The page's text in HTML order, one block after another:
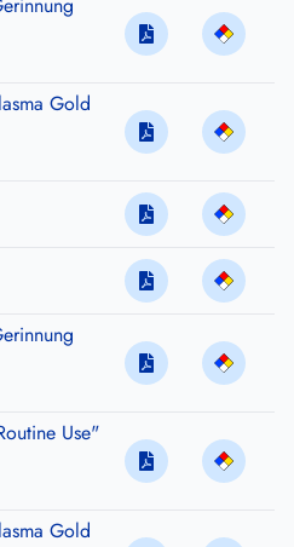
Gold
Use"
Gold